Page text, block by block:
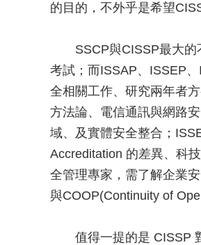
的目的，不外乎是希望
SSCP與CISSP最大的
考試；而ISSAP、ISSEP
全相關工作、研究兩年者
方法論、電信通訊與網路
域、及實體安全整合；
Accreditation 的差異、科
全管理專家，需了解企業
與COOP(Continuity of
值得一提的是 CISSP 對